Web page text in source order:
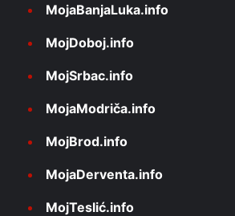
MojaBanjaLuka.info
MojDoboj.info
MojSrbac.info
MojaModriča.info
MojBrod.info
MojaDerventa.info
MojTeslić.info